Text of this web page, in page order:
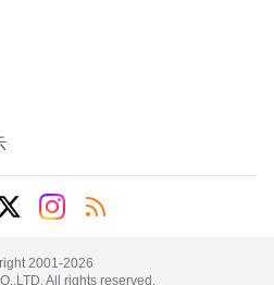
2001-2026
All rights reserved.